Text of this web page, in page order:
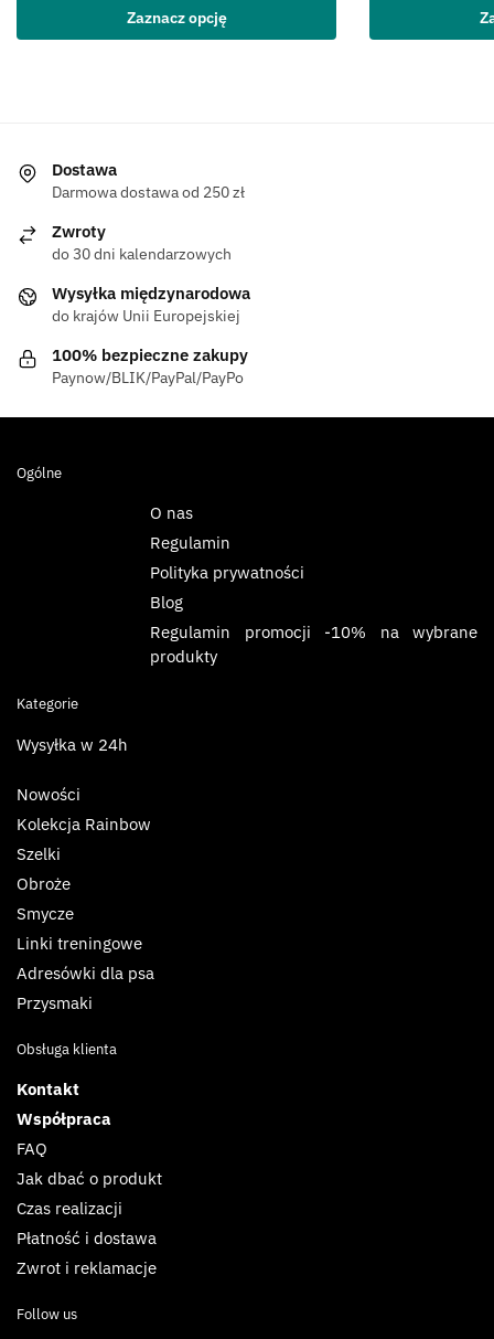
Zaznacz opcję
Dostawa
Darmowa dostawa od 250 zł
Zwroty
do 30 dni kalendarzowych
Wysyłka międzynarodowa
do krajów Unii Europejskiej
100% bezpieczne zakupy
Paynow/BLIK/PayPal/PayPo
Ogólne
O nas
Regulamin
Polityka prywatności
Blog
Regulamin promocji -10% na wybrane
produkty
Kategorie
Wysyłka w 24h
Nowości
Kolekcja Rainbow
Szelki
Obroże
Smycze
Linki treningowe
Adresówki dla psa
Przysmaki
Obsługa klienta
Kontakt
Współpraca
FAQ
Jak dbać o produkt
Czas realizacji
Płatność i dostawa
Zwrot i reklamacje
Follow us